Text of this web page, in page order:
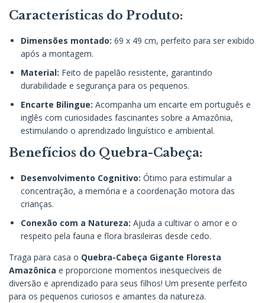
Características do Produto:
Dimensões montado: 69 x 49 cm, perfeito para ser exibido
após a montagem.
Material: Feito de papelão resistente, garantindo
durabilidade e segurança para os pequenos.
Encarte Bilingue: Acompanha um encarte em português e
inglês com curiosidades fascinantes sobre a Amazônia,
estimulando o aprendizado linguístico e ambiental.
Benefícios do Quebra-Cabeça:
Desenvolvimento Cognitivo: Ótimo para estimular a
concentração, a memória e a coordenação motora das
crianças.
Conexão com a Natureza: Ajuda a cultivar o amor e o
respeito pela fauna e flora brasileiras desde cedo.
Traga para casa o Quebra-Cabeça Gigante Floresta
Amazônica e proporcione momentos inesquecíveis de
diversão e aprendizado para seus filhos! Um presente perfeito
para os pequenos curiosos e amantes da natureza.